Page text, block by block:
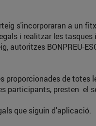
s'incorporaran a un
i realitzar les
autoritzes BONPREU-
de
presten el
que siguin d’aplicació.